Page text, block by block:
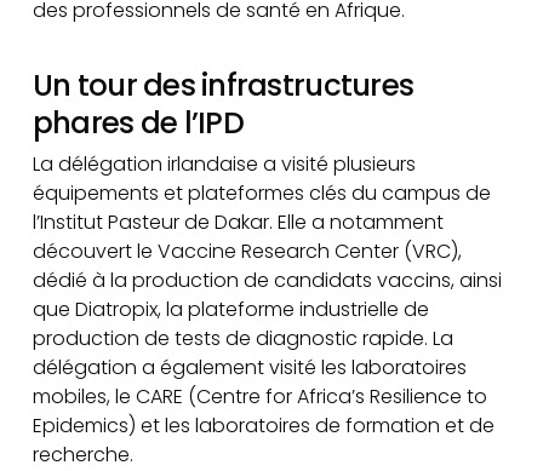
des professionnels de santé en Afrique.
Un tour des infrastructures
phares de l’IPD
La délégation irlandaise a visité plusieurs
équipements et plateformes clés du campus de
l’Institut Pasteur de Dakar. Elle a notamment
découvert le Vaccine Research Center (VRC),
dédié à la production de candidats vaccins, ainsi
que Diatropix, la plateforme industrielle de
production de tests de diagnostic rapide. La
délégation a également visité les laboratoires
mobiles, le CARE (Centre for Africa’s Resilience to
Epidemics) et les laboratoires de formation et de
recherche.